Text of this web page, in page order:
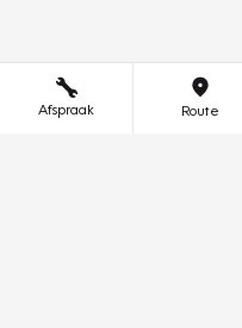
Afspraak Route